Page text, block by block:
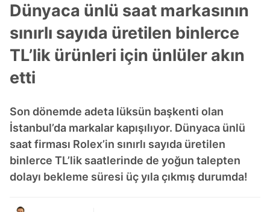
Dünyaca ünlü saat markasının
sınırlı sayıda üretilen binlerce
TL’lik ürünleri için ünlüler akın
etti
Son dönemde adeta lüksün başkenti olan
İstanbul’da markalar kapışılıyor. Dünyaca ünlü
saat firması Rolex’in sınırlı sayıda üretilen
binlerce TL’lik saatlerinde de yoğun talepten
dolayı bekleme süresi üç yıla çıkmış durumda!